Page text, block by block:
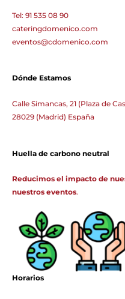
Tel: 91 535 08 90
cateringdomenico.com
eventos@cdomenico.com
Dónde Estamos
Calle Simancas, 21 (Plaza de
28029 (Madrid) España
Huella de carbono neutral
Reducimos el impacto de
nuestros eventos.
Horarios
linkedinmail